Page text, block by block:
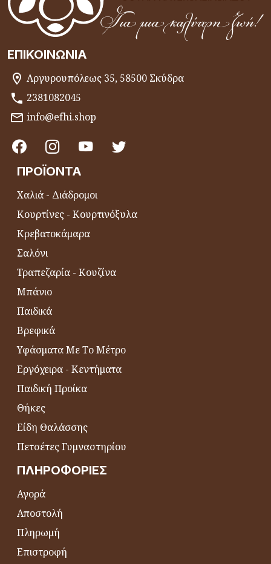
ΕΠΙΚΟΙΝΩΝΊΑ
Αργυρουπόλεως 35, 58500 Σκύδρα
2381082045
info@efhi.shop
ΠΡΟΪΌΝΤΑ
Χαλιά - Διάδρομοι
Κουρτίνες - Κουρτινόξυλα
Κρεβατοκάμαρα
Σαλόνι
Τραπεζαρία - Κουζίνα
Μπάνιο
Παιδικά
Βρεφικά
Υφάσματα Με Το Μέτρο
Εργόχειρα - Κεντήματα
Παιδική Προίκα
Θήκες
Είδη Θαλάσσης
Πετσέτες Γυμναστηρίου
ΠΛΗΡΟΦΟΡΊΕΣ
Αγορά
Αποστολή
Πληρωμή
Επιστροφή